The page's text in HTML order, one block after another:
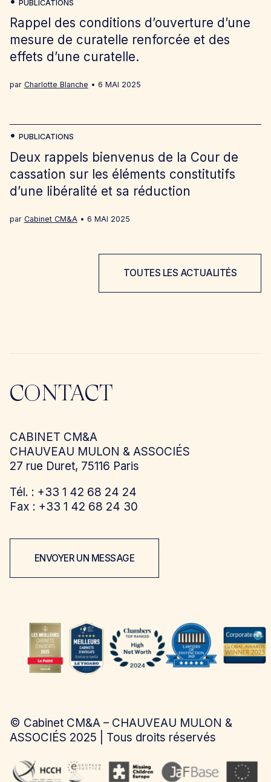
Rappel des conditions d’ouverture d’une
mesure de curatelle renforcée et des
effets d’une curatelle.
par Charlotte Blanche 6 MAI 2025
PUBLICATIONS
Deux rappels bienvenus de la Cour de
cassation sur les éléments constitutifs
d’une libéralité et sa réduction
par Cabinet CM&A 6 MAI 2025
PUBLICATIONS
TOUTES LES ACTUALITÉS
CONTACT
CABINET CM&A
CHAUVEAU MULON & ASSOCIÉS
27 rue Duret, 75116 Paris
Tél. : +33 1 42 68 24 24
Fax : +33 1 42 68 24 30
ENVOYER UN MESSAGE
© Cabinet CM&A – CHAUVEAU MULON &
ASSOCIÉS 2025 | Tous droits réservés